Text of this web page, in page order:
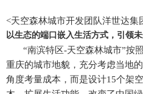
<天空森林城市开发团队洋世达集
以生态的端口嵌入生活方式，引领
“南滨特区-天空森林城市”按
重庆的城市地貌，充分考虑当地
角度考量成本，而是设计15个架